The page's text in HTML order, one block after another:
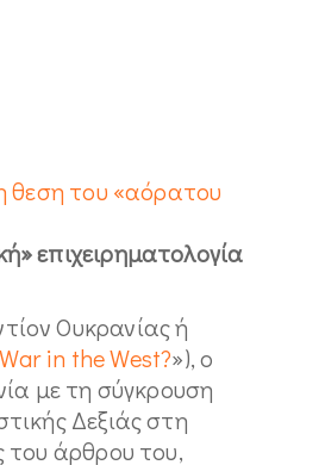
του «αόρατου
επιχειρηματολογία
Ουκρανίας ή
in the West?»), o
με τη σύγκρουση
Δεξιάς στη
του άρθρου του,